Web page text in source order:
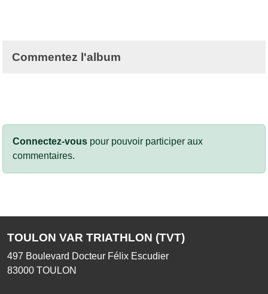
Commentez l'album
Connectez-vous pour pouvoir participer aux
commentaires.
TOULON VAR TRIATHLON (TVT)
497 Boulevard Docteur Félix Escudier
83000 TOULON